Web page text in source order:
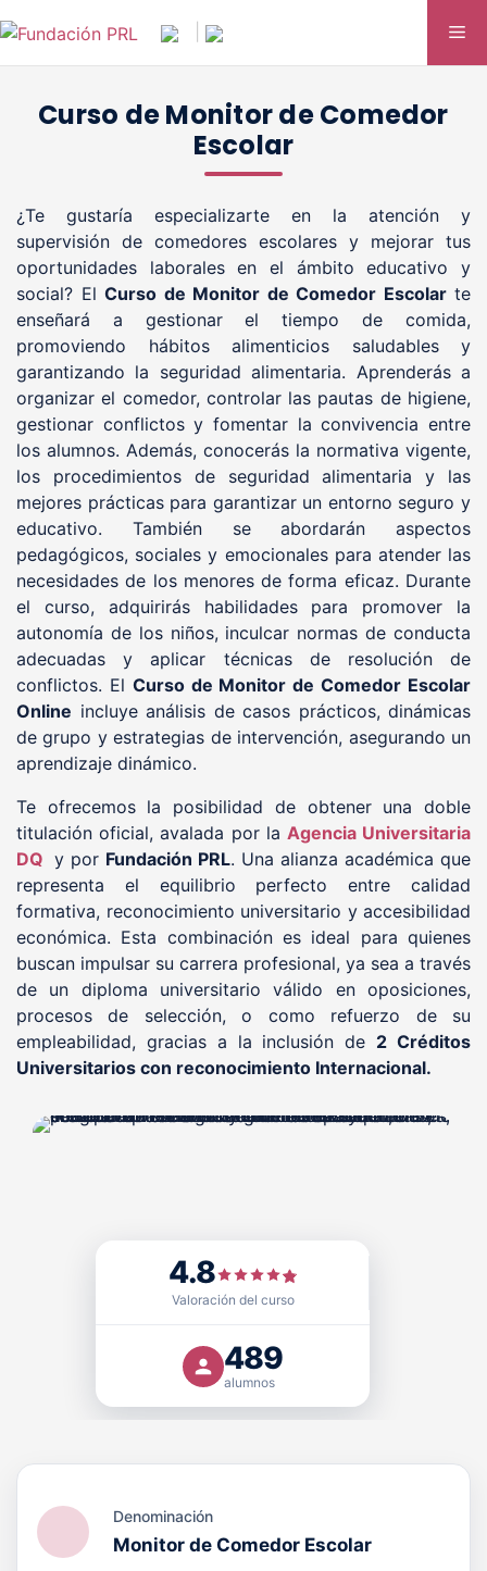
al
contenido
Curso de Monitor de Comedor
Escolar
¿Te gustaría especializarte en la atención y
supervisión de comedores escolares y mejorar tus
oportunidades laborales en el ámbito educativo y
social? El Curso de Monitor de Comedor Escolarte
enseñará a gestionar el tiempo de comida,
promoviendo hábitos alimenticios saludables y
garantizando la seguridad alimentaria. Aprenderás a
organizar el comedor, controlar las pautas de higiene,
gestionar conflictos y fomentar la convivencia entre
los alumnos. Además, conocerás la normativa vigente,
los procedimientos de seguridad alimentaria y las
mejores prácticas para garantizar un entorno seguro y
educativo. También se abordarán aspectos
pedagógicos, sociales y emocionales para atender las
necesidades de los menores de forma eficaz. Durante
el curso, adquirirás habilidades para promover la
autonomía de los niños, inculcar normas de conducta
adecuadas y aplicar técnicas de resolución de
conflictos. El Curso de Monitor de Comedor Escolar
Online incluye análisis de casos prácticos, dinámicas
de grupo y estrategias de intervención, asegurando un
aprendizaje dinámico.
Te ofrecemos la posibilidad de obtener una doble
titulación oficial, avalada por la Agencia Universitaria
DQ y por Fundación PRL. Una alianza académica que
representa el equilibrio perfecto entre calidad
formativa, reconocimiento universitario y accesibilidad
económica. Esta combinación es ideal para quienes
buscan impulsar su carrera profesional, ya sea a través
de un diploma universitario válido en oposiciones,
procesos de selección, o como refuerzo de su
empleabilidad, gracias a la inclusión de 2 Créditos
Universitarios con reconocimiento Internacional.
4.8
Valoración del curso
489
alumnos
, otorgado por
Doctrina Qualitas (DQ)
certificadora acreditada que avala nuestra excelencia
Denominación
Monitor de Comedor Escolar